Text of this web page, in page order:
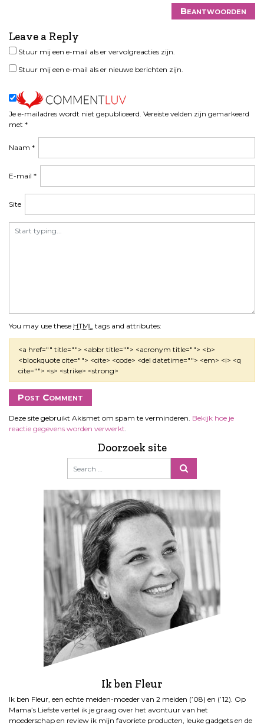
a
t
i
Beantwoorden
Leave a Reply
Je e-mailadres wordt niet gepubliceerd. Vereiste velden zijn gemarkeerd
met *
You may use these HTML tags and attributes:
<a href="" title=""> <abbr title=""> <acronym title=""> <b>
<blockquote cite=""> <cite> <code> <del datetime=""> <em> <i> <q
cite=""> <s> <strike> <strong>
Naam *
E-mail *
Site
Stuur mij een e-mail als er vervolgreacties zijn.
Stuur mij een e-mail als er nieuwe berichten zijn.
Deze site gebruikt Akismet om spam te verminderen. Bekijk hoe je
reactie gegevens worden verwerkt.
Doorzoek site
Ik ben Fleur
Ik ben Fleur, een echte meiden-moeder van 2 meiden (’08) en (’12). Op
Mama’s Liefste vertel ik je graag over het avontuur van het
moederschap en review ik mijn favoriete producten, leuke gadgets en de